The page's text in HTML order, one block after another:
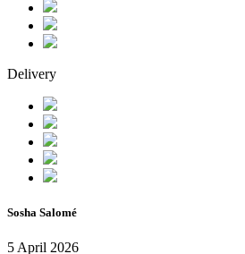
Delivery
Sosha Salomé
5 April 2026